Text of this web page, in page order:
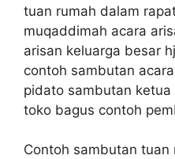
tuan rumah dalam
muqaddimah acara
arisan keluarga besar
contoh sambutan
pidato sambutan
toko bagus contoh
Contoh sambutan tuan